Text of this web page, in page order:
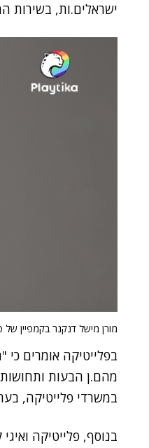
ישראלים.ות, בשירות
מורן מישל דנקנר בקמפיין של
בפלייטיקה אומרים כי
מהם.ן הבעות
במשרדי פלייטיקה,